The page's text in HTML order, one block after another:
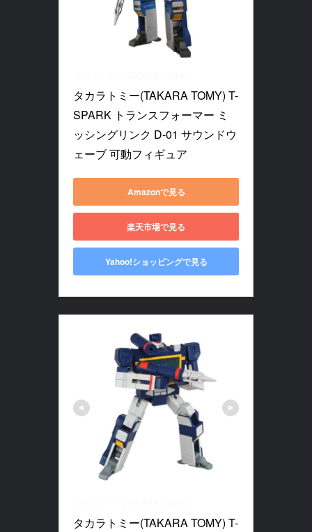
タカラトミー(TAKARA TOMY) T-
SPARK トランスフォーマー ミ
ッシングリンク D-01 サウンドウ
ェーブ 可動フィギュア
Amazonで見る
楽天市場で見る
Yahoo!ショッピングで見る
タカラトミー(TAKARA TOMY) T-